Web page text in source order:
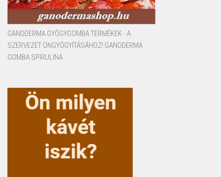
GANODERMA GYÓGYGOMBA TERMÉKEK - A
SZERVEZET ÖNGYÓGYÍTÁSÁHOZ! GANODERMA
GOMBA SPIRULINA